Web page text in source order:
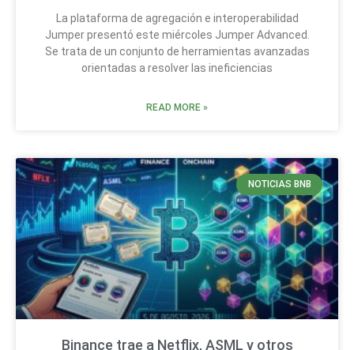
La plataforma de agregación e interoperabilidad
Jumper presentó este miércoles Jumper Advanced.
Se trata de un conjunto de herramientas avanzadas
orientadas a resolver las ineficiencias
READ MORE »
NOTICIAS BNB
Binance trae a Netflix, ASML y otros